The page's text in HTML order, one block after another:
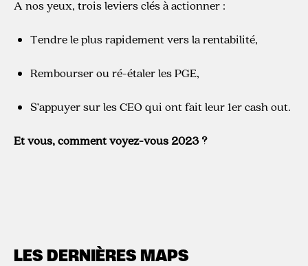
A nos yeux, trois leviers clés à actionner :
Tendre le plus rapidement vers la rentabilité,
Rembourser ou ré-étaler les PGE,
S’appuyer sur les CEO qui ont fait leur 1er cash out.
Et vous, comment voyez-vous 2023 ?
LES DERNIÈRES MAPS